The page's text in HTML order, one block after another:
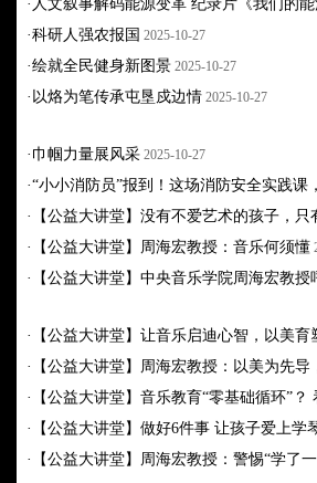
· 人文叙事解码能源变革 纪录片《我们的
·科研人强农报国 2025-10-27
·绘就全民健身新图景 2025-10-27
· 以烙为笔传承屯垦戍边情 2025-10-27
· 巾帼力量展风采 2025-10-27
·“小小消防员”报到！这场消防安全实践课
· 【公益大讲堂】没有不爱艺术的孩子，
· 【公益大讲堂】周海宏教授：音乐何须懂
· 【公益大讲堂】中央音乐学院周海宏教
· 【公益大讲堂】让音乐启迪心智，以美育
·
【公益大讲堂】周海宏教授：以美为先
·
【公益大讲堂】音乐教育“零基础循环”
· 【公益大讲堂】做好6件事 让孩子爱上学
· 【公益大讲堂】周海宏教授：警惕“学了